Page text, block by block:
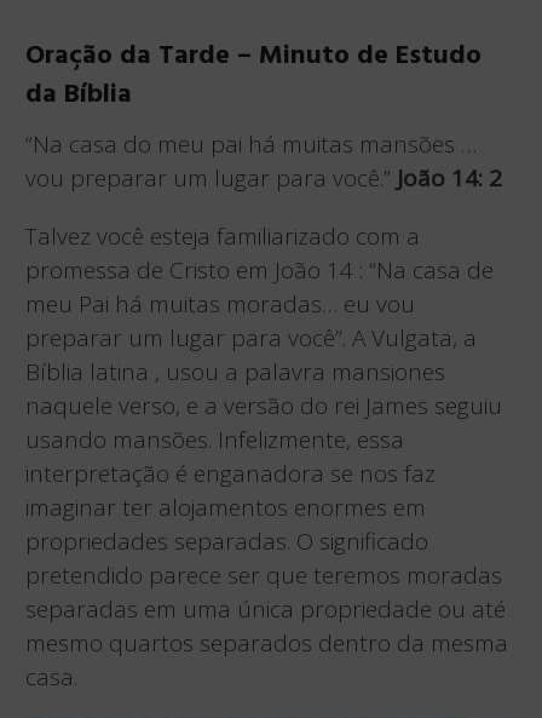
Oração da Tarde – Minuto de Estudo
da Bíblia
“Na casa do meu pai há muitas mansões …
vou preparar um lugar para você.” João 14: 2
Talvez você esteja familiarizado com a
promessa de Cristo em João 14 : “Na casa de
meu Pai há muitas moradas… eu vou
preparar um lugar para você”. A Vulgata, a
Bíblia latina , usou a palavra mansiones
naquele verso, e a versão do rei James seguiu
usando mansões. Infelizmente, essa
interpretação é enganadora se nos faz
imaginar ter alojamentos enormes em
propriedades separadas. O significado
pretendido parece ser que teremos moradas
separadas em uma única propriedade ou até
mesmo quartos separados dentro da mesma
casa.